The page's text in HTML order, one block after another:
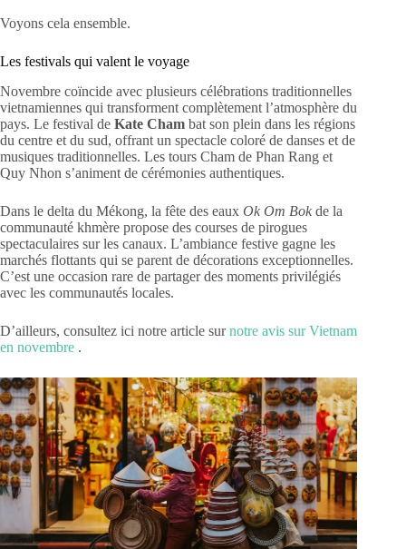
Voyons cela ensemble.
Les festivals qui valent le voyage
Novembre coïncide avec plusieurs célébrations traditionnelles
vietnamiennes qui transforment complètement l’atmosphère du
pays. Le festival de Kate Cham bat son plein dans les régions
du centre et du sud, offrant un spectacle coloré de danses et de
musiques traditionnelles. Les tours Cham de Phan Rang et
Quy Nhon s’animent de cérémonies authentiques.
Dans le delta du Mékong, la fête des eaux Ok Om Bok de la
communauté khmère propose des courses de pirogues
spectaculaires sur les canaux. L’ambiance festive gagne les
marchés flottants qui se parent de décorations exceptionnelles.
C’est une occasion rare de partager des moments privilégiés
avec les communautés locales.
D’ailleurs, consultez ici notre article surnotre avis sur Vietnam
en novembre .